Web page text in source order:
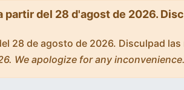
del 28 d'agost de 2026.
28 de agosto de 2026. Disculpad las
We apologize for any inconvenience.